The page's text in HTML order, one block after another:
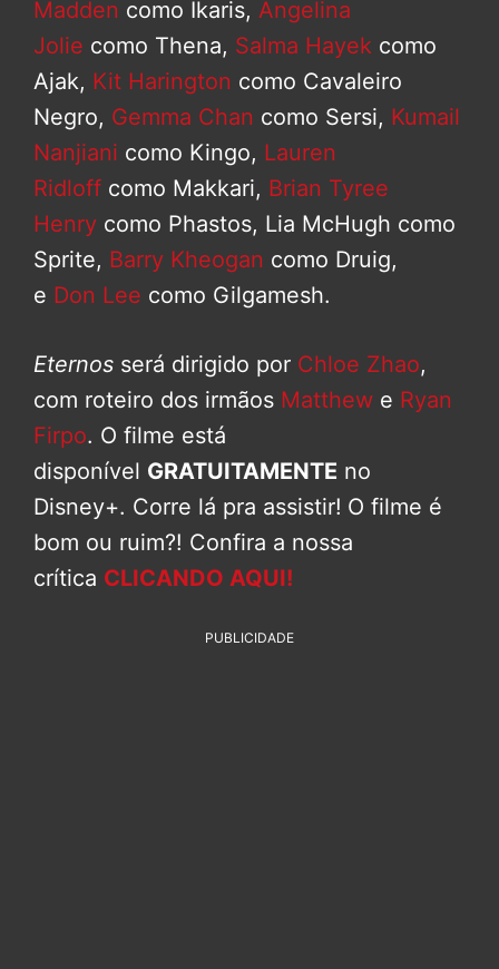
Madden como Ikaris, Angelina
Jolie como Thena, Salma Hayek como
Ajak, Kit Harington como Cavaleiro
Negro, Gemma Chan como Sersi, Kumail
Nanjiani como Kingo, Lauren
Ridloff como Makkari, Brian Tyree
Henry como Phastos, Lia McHugh como
Sprite, Barry Kheogan como Druig,
e Don Lee como Gilgamesh.
Eternos será dirigido por Chloe Zhao,
com roteiro dos irmãos Matthew e Ryan
Firpo. O filme está
disponível GRATUITAMENTE no
Disney+. Corre lá pra assistir! O filme é
bom ou ruim?! Confira a nossa
crítica CLICANDO AQUI!
PUBLICIDADE